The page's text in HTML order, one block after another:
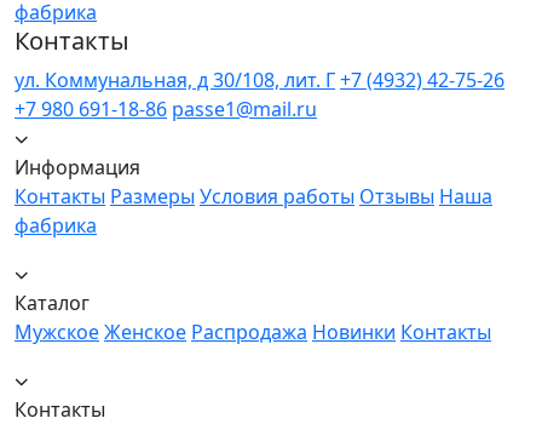
фабрика
Контакты
ул. Коммунальная, д 30/108, лит. Г+7 (4932) 42-75-26
+7 980 691-18-86 passe1@mail.ru
Информация
Контакты Размеры Условия работы Отзывы Наша
фабрика
Каталог
МужскоеЖенское Распродажа Новинки Контакты
Контакты